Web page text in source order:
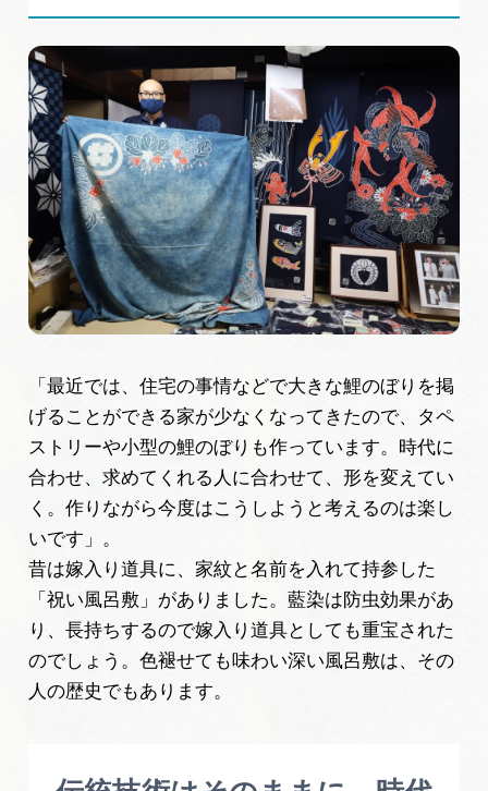
「最近では、住宅の事情などで大きな鯉のぼりを掲
げることができる家が少なくなってきたので、タペ
ストリーや小型の鯉のぼりも作っています。時代に
合わせ、求めてくれる人に合わせて、形を変えてい
く。作りながら今度はこうしようと考えるのは楽し
いです」。
昔は嫁入り道具に、家紋と名前を入れて持参した
「祝い風呂敷」がありました。藍染は防虫効果があ
り、長持ちするので嫁入り道具としても重宝された
のでしょう。色褪せても味わい深い風呂敷は、その
人の歴史でもあります。